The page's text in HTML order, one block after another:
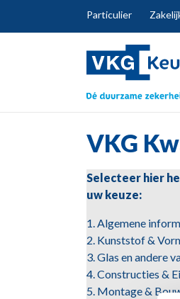
Particulier
VKG
Selecteer hier
uw keuze:
1. Algemene
2. Kunststof &
3. Glas en andere
4. Constructies &
5. Montage &